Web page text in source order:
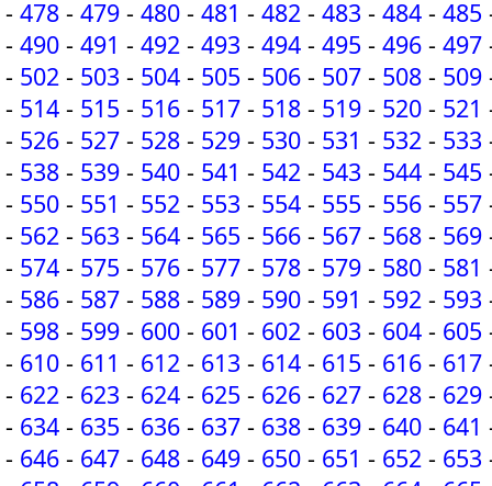
- 478 - 479 - 480 - 481 - 482 - 483 - 484 - 485
- 490 - 491 - 492 - 493 - 494 - 495 - 496 - 497
- 502 - 503 - 504 - 505 - 506 - 507 - 508 - 509
- 514 - 515 - 516 - 517 - 518 - 519 - 520 - 521
- 526 - 527 - 528 - 529 - 530 - 531 - 532 - 533
- 538 - 539 - 540 - 541 - 542 - 543 - 544 - 545
- 550 - 551 - 552 - 553 - 554 - 555 - 556 - 557
- 562 - 563 - 564 - 565 - 566 - 567 - 568 - 569
- 574 - 575 - 576 - 577 - 578 - 579 - 580 - 581
- 586 - 587 - 588 - 589 - 590 - 591 - 592 - 593
- 598 - 599 - 600 - 601 - 602 - 603 - 604 - 605
- 610 - 611 - 612 - 613 - 614 - 615 - 616 - 617
- 622 - 623 - 624 - 625 - 626 - 627 - 628 - 629
- 634 - 635 - 636 - 637 - 638 - 639 - 640 - 641
- 646 - 647 - 648 - 649 - 650 - 651 - 652 - 653